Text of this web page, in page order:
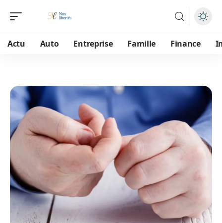
Actu Auto Entreprise Famille Finance